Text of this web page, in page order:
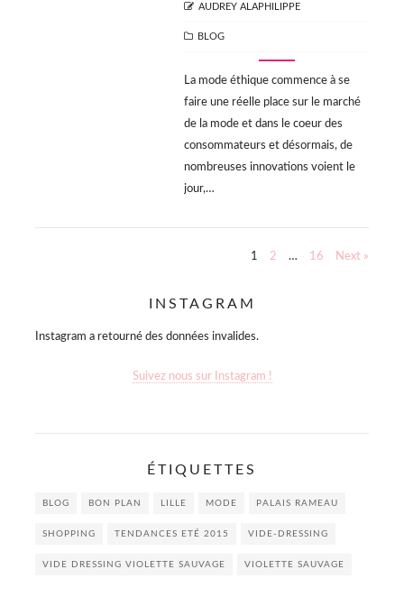
AUTHOR
AUDREY ALAPHILIPPE
CATEGORIES
BLOG
La mode éthique commence à se
faire une réelle place sur le marché
de la mode et dans le coeur des
consommateurs et désormais, de
nombreuses innovations voient le
jour,…
publications
1 2 … 16 Next »
INSTAGRAM
Instagram a retourné des données invalides.
Suivez nous sur Instagram !
ÉTIQUETTES
BLOG BON PLAN LILLE MODE PALAIS RAMEAU
SHOPPING TENDANCES ETÉ 2015 VIDE-DRESSING
VIDE DRESSING VIOLETTE SAUVAGE VIOLETTE SAUVAGE